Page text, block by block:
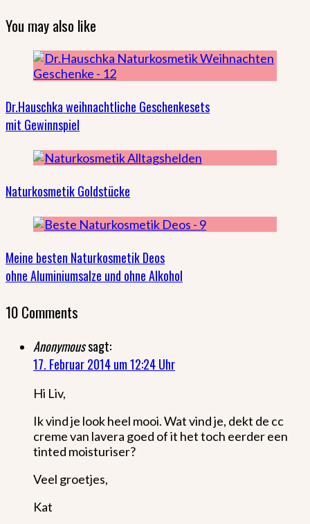
You may also like
Dr.Hauschka weihnachtliche Geschenkesets
mit Gewinnspiel
Naturkosmetik Goldstücke
Meine besten Naturkosmetik Deos
ohne Aluminiumsalze und ohne Alkohol
10 Comments
Anonymoussagt:
17. Februar 2014 um 12:24 Uhr
Hi Liv,
Ik vind je look heel mooi. Wat vind je, dekt de cc
creme van lavera goed of it het toch eerder een
tinted moisturiser?
Veel groetjes,
Kat